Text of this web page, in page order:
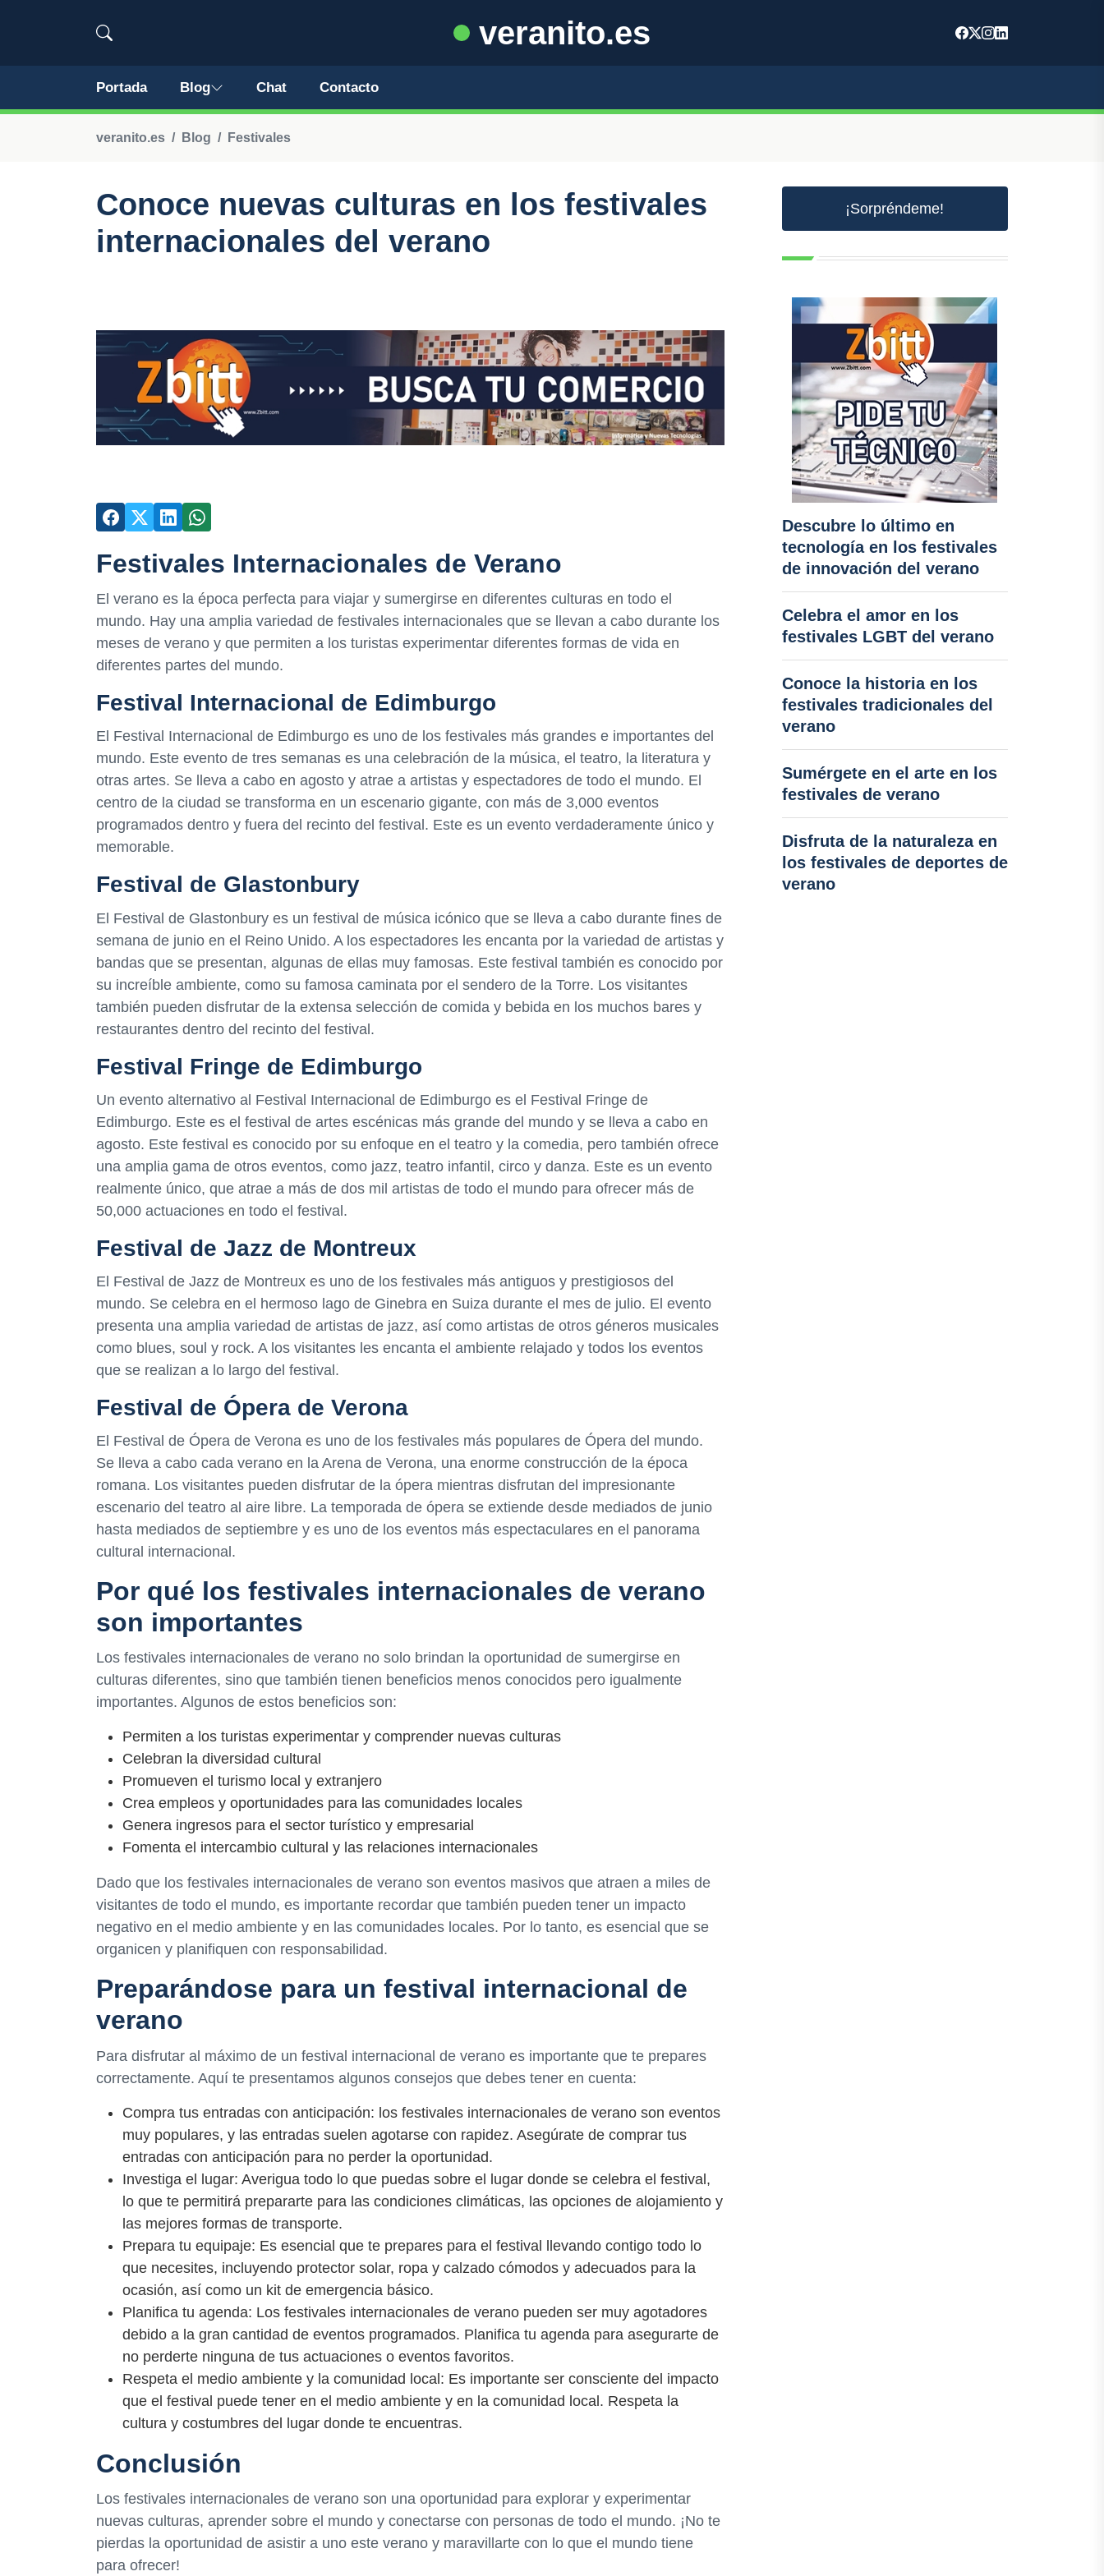
veranito.es
Portada Blog Chat Contacto
veranito.es Blog Festivales
Conoce nuevas culturas en los festivales
internacionales del verano
Festivales Internacionales de Verano
El verano es la época perfecta para viajar y sumergirse en diferentes culturas en todo el
mundo. Hay una amplia variedad de festivales internacionales que se llevan a cabo durante los
meses de verano y que permiten a los turistas experimentar diferentes formas de vida en
diferentes partes del mundo.
Festival Internacional de Edimburgo
El Festival Internacional de Edimburgo es uno de los festivales más grandes e importantes del
mundo. Este evento de tres semanas es una celebración de la música, el teatro, la literatura y
otras artes. Se lleva a cabo en agosto y atrae a artistas y espectadores de todo el mundo. El
centro de la ciudad se transforma en un escenario gigante, con más de 3,000 eventos
programados dentro y fuera del recinto del festival. Este es un evento verdaderamente único y
memorable.
Festival de Glastonbury
El Festival de Glastonbury es un festival de música icónico que se lleva a cabo durante fines de
semana de junio en el Reino Unido. A los espectadores les encanta por la variedad de artistas y
bandas que se presentan, algunas de ellas muy famosas. Este festival también es conocido por
su increíble ambiente, como su famosa caminata por el sendero de la Torre. Los visitantes
también pueden disfrutar de la extensa selección de comida y bebida en los muchos bares y
restaurantes dentro del recinto del festival.
Festival Fringe de Edimburgo
Un evento alternativo al Festival Internacional de Edimburgo es el Festival Fringe de
Edimburgo. Este es el festival de artes escénicas más grande del mundo y se lleva a cabo en
agosto. Este festival es conocido por su enfoque en el teatro y la comedia, pero también ofrece
una amplia gama de otros eventos, como jazz, teatro infantil, circo y danza. Este es un evento
realmente único, que atrae a más de dos mil artistas de todo el mundo para ofrecer más de
50,000 actuaciones en todo el festival.
Festival de Jazz de Montreux
El Festival de Jazz de Montreux es uno de los festivales más antiguos y prestigiosos del
mundo. Se celebra en el hermoso lago de Ginebra en Suiza durante el mes de julio. El evento
presenta una amplia variedad de artistas de jazz, así como artistas de otros géneros musicales
como blues, soul y rock. A los visitantes les encanta el ambiente relajado y todos los eventos
que se realizan a lo largo del festival.
Festival de Ópera de Verona
El Festival de Ópera de Verona es uno de los festivales más populares de Ópera del mundo.
Se lleva a cabo cada verano en la Arena de Verona, una enorme construcción de la época
romana. Los visitantes pueden disfrutar de la ópera mientras disfrutan del impresionante
escenario del teatro al aire libre. La temporada de ópera se extiende desde mediados de junio
hasta mediados de septiembre y es uno de los eventos más espectaculares en el panorama
cultural internacional.
Por qué los festivales internacionales de verano
son importantes
Los festivales internacionales de verano no solo brindan la oportunidad de sumergirse en
culturas diferentes, sino que también tienen beneficios menos conocidos pero igualmente
importantes. Algunos de estos beneficios son:
Permiten a los turistas experimentar y comprender nuevas culturas
Celebran la diversidad cultural
Promueven el turismo local y extranjero
Crea empleos y oportunidades para las comunidades locales
Genera ingresos para el sector turístico y empresarial
Fomenta el intercambio cultural y las relaciones internacionales
Dado que los festivales internacionales de verano son eventos masivos que atraen a miles de
visitantes de todo el mundo, es importante recordar que también pueden tener un impacto
negativo en el medio ambiente y en las comunidades locales. Por lo tanto, es esencial que se
organicen y planifiquen con responsabilidad.
Preparándose para un festival internacional de
verano
Para disfrutar al máximo de un festival internacional de verano es importante que te prepares
correctamente. Aquí te presentamos algunos consejos que debes tener en cuenta:
Compra tus entradas con anticipación: los festivales internacionales de verano son eventos
muy populares, y las entradas suelen agotarse con rapidez. Asegúrate de comprar tus
entradas con anticipación para no perder la oportunidad.
Investiga el lugar: Averigua todo lo que puedas sobre el lugar donde se celebra el festival,
lo que te permitirá prepararte para las condiciones climáticas, las opciones de alojamiento y
las mejores formas de transporte.
Prepara tu equipaje: Es esencial que te prepares para el festival llevando contigo todo lo
que necesites, incluyendo protector solar, ropa y calzado cómodos y adecuados para la
ocasión, así como un kit de emergencia básico.
Planifica tu agenda: Los festivales internacionales de verano pueden ser muy agotadores
debido a la gran cantidad de eventos programados. Planifica tu agenda para asegurarte de
no perderte ninguna de tus actuaciones o eventos favoritos.
Respeta el medio ambiente y la comunidad local: Es importante ser consciente del impacto
que el festival puede tener en el medio ambiente y en la comunidad local. Respeta la
cultura y costumbres del lugar donde te encuentras.
Conclusión
Los festivales internacionales de verano son una oportunidad para explorar y experimentar
nuevas culturas, aprender sobre el mundo y conectarse con personas de todo el mundo. ¡No te
pierdas la oportunidad de asistir a uno este verano y maravillarte con lo que el mundo tiene
para ofrecer!
¡Sorpréndeme!
Descubre lo último en
tecnología en los festivales
de innovación del verano
Celebra el amor en los
festivales LGBT del verano
Conoce la historia en los
festivales tradicionales del
verano
Sumérgete en el arte en los
festivales de verano
Disfruta de la naturaleza en
los festivales de deportes de
verano